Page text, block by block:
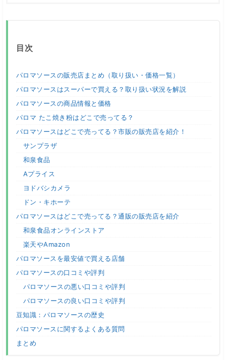
目次
パロマソースの販売店まとめ（取り扱い・価格一覧）
パロマソースはスーパーで買える？取り扱い状況を解説
パロマソースの商品情報と価格
パロマ たこ焼き粉はどこで売ってる？
パロマソースはどこで売ってる？市販の販売店を紹介！
サンプラザ
和泉食品
Aプライス
ヨドバシカメラ
ドン・キホーテ
パロマソースはどこで売ってる？通販の販売店を紹介
和泉食品オンラインストア
楽天やAmazon
パロマソースを最安値で買える店舗
パロマソースの口コミや評判
パロマソースの悪い口コミや評判
パロマソースの良い口コミや評判
豆知識：パロマソースの歴史
パロマソースに関するよくある質問
まとめ